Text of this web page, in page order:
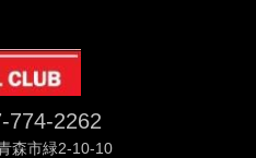
774-2262
森市緑2-10-10